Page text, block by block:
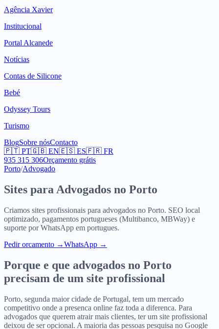
Agência Xavier
Institucional
Portal Alcanede
Notícias
Contas de Silicone
Bebé
Odyssey Tours
Turismo
BlogSobre nósContacto
🇵🇹 PT🇬🇧 EN🇪🇸 ES🇫🇷 FR
935 315 306Orçamento grátis
Porto/Advogado
Sites para Advogados no Porto
Criamos sites profissionais para advogados no Porto. SEO local
optimizado, pagamentos portugueses (Multibanco, MBWay) e
suporte por WhatsApp em portugues.
Pedir orcamento →WhatsApp →
Porque e que advogados no Porto
precisam de um site profissional
Porto, segunda maior cidade de Portugal, tem um mercado
competitivo onde a presenca online faz toda a diferenca. Para
advogados que querem atrair mais clientes, ter um site profissional
deixou de ser opcional. A maioria das pessoas pesquisa no Google